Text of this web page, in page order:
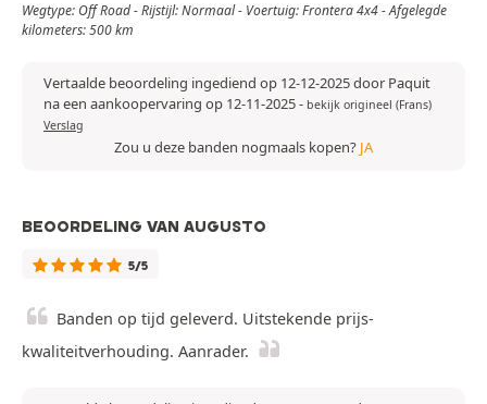
Wegtype: Off Road - Rijstijl: Normaal - Voertuig: Frontera 4x4 - Afgelegde
kilometers: 500 km
Vertaalde beoordeling ingediend op 12-12-2025 door Paquit
na een aankoopervaring op 12-11-2025- bekijk origineel (Frans)
Verslag
Zou u deze banden nogmaals kopen? JA
BEOORDELING VAN AUGUSTO
5/5
Banden op tijd geleverd. Uitstekende prijs-
kwaliteitverhouding. Aanrader.